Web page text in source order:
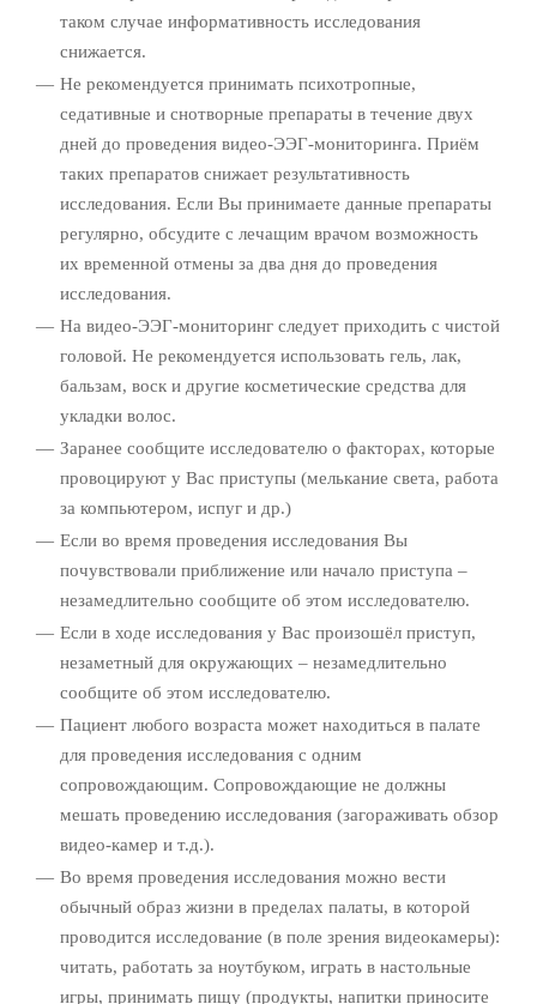
таком случае информативность исследования
снижается.
Не рекомендуется принимать психотропные,
седативные и снотворные препараты в течение двух
дней до проведения видео-ЭЭГ-мониторинга. Приём
таких препаратов снижает результативность
исследования. Если Вы принимаете данные препараты
регулярно, обсудите с лечащим врачом возможность
их временной отмены за два дня до проведения
исследования.
На видео-ЭЭГ-мониторинг следует приходить с чистой
головой. Не рекомендуется использовать гель, лак,
бальзам, воск и другие косметические средства для
укладки волос.
Заранее сообщите исследователю о факторах, которые
провоцируют у Вас приступы (мелькание света, работа
за компьютером, испуг и др.)
Если во время проведения исследования Вы
почувствовали приближение или начало приступа –
незамедлительно сообщите об этом исследователю.
Если в ходе исследования у Вас произошёл приступ,
незаметный для окружающих – незамедлительно
сообщите об этом исследователю.
Пациент любого возраста может находиться в палате
для проведения исследования с одним
сопровождающим. Сопровождающие не должны
мешать проведению исследования (загораживать обзор
видео-камер и т.д.).
Во время проведения исследования можно вести
обычный образ жизни в пределах палаты, в которой
проводится исследование (в поле зрения видеокамеры):
читать, работать за ноутбуком, играть в настольные
игры, принимать пищу (продукты, напитки приносите